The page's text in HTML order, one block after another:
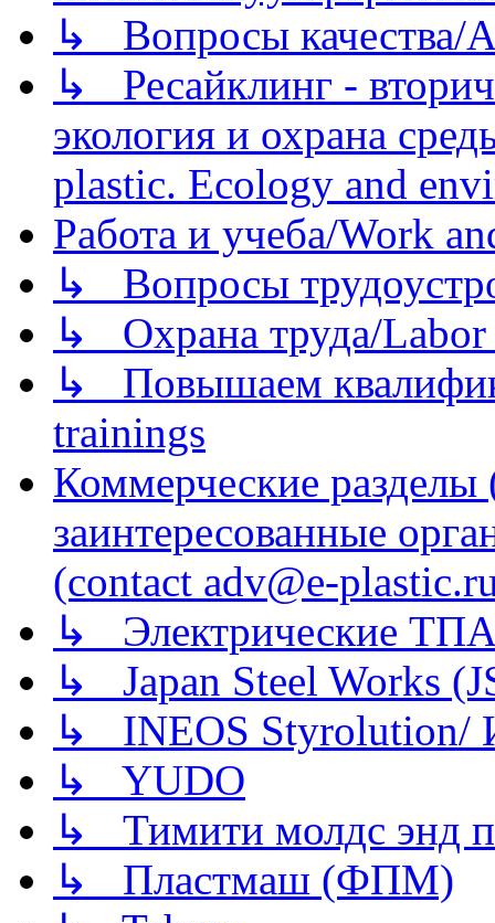
↳ Вопросы качества/
↳ Ресайклинг -
экология и охрана
plastic. Ecology and
Работа и учеба/Work
↳ Вопросы
↳ Охрана труда/Labor
↳ Повышаем
trainings
Коммерческие
заинтересованные
(contact adv@e-
↳ Электрические
↳ Japan Steel Works
↳ INEOS
↳ YUDO
↳ Тимити молдс энд
↳ Пластмаш (ФПМ)